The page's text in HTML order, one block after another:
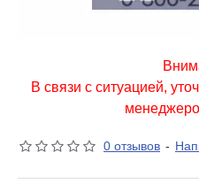
В связи с ситуацией,
0 отзывов -